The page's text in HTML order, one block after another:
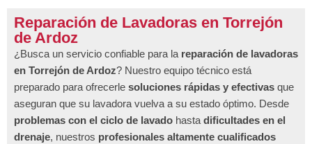
Reparación de Lavadoras en Torrejón
de Ardoz
¿Busca un servicio confiable para la reparación de lavadoras
en Torrejón de Ardoz? Nuestro equipo técnico está
preparado para ofrecerle soluciones rápidas y efectivas que
aseguran que su lavadora vuelva a su estado óptimo. Desde
problemas con el ciclo de lavado hasta dificultades en el
drenaje, nuestros profesionales altamente cualificados